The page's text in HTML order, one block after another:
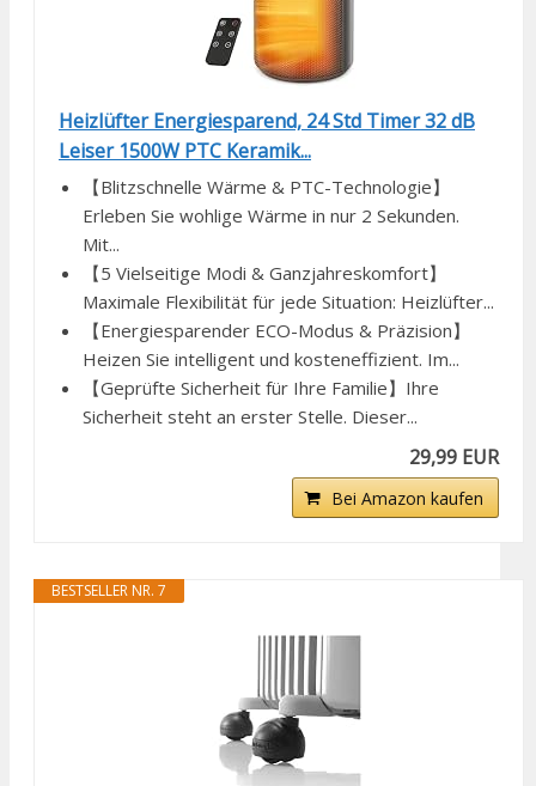
Heizlüfter Energiesparend, 24 Std Timer 32 dB
Leiser 1500W PTC Keramik...
【Blitzschnelle Wärme & PTC-Technologie】
Erleben Sie wohlige Wärme in nur 2 Sekunden.
Mit...
【5 Vielseitige Modi & Ganzjahreskomfort】
Maximale Flexibilität für jede Situation: Heizlüfter...
【Energiesparender ECO-Modus & Präzision】
Heizen Sie intelligent und kosteneffizient. Im...
【Geprüfte Sicherheit für Ihre Familie】Ihre
Sicherheit steht an erster Stelle. Dieser...
29,99 EUR
Bei Amazon kaufen
BESTSELLER NR. 7